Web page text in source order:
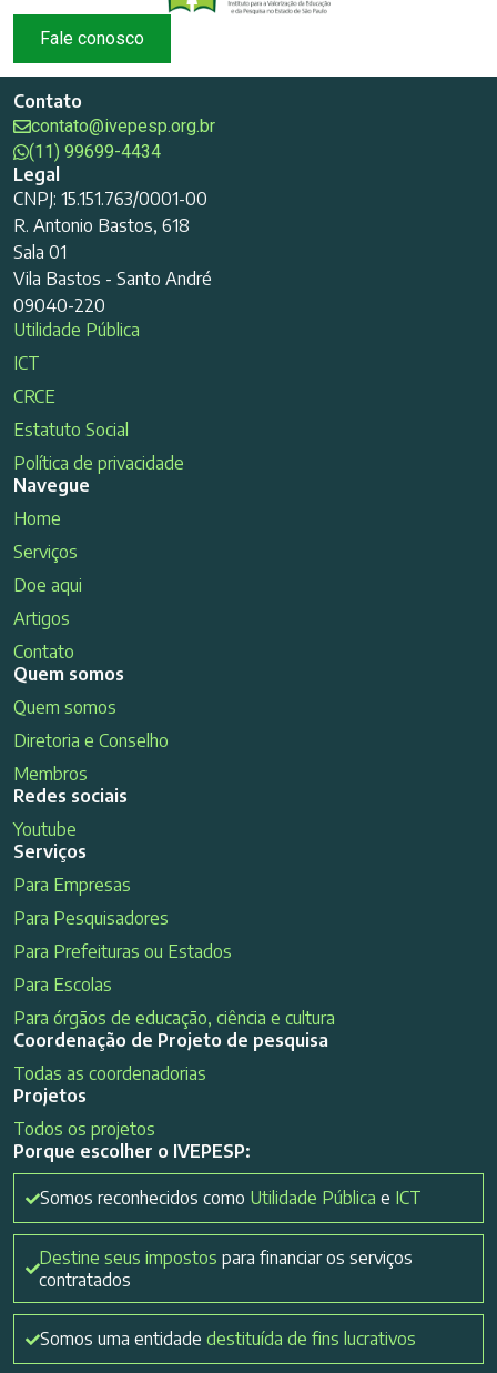
Fale conosco
Contato
contato@ivepesp.org.br
(11) 99699-4434
Legal
CNPJ: 15.151.763/0001-00
R. Antonio Bastos, 618
Sala 01
Vila Bastos - Santo André
09040-220
Utilidade Pública
ICT
CRCE
Estatuto Social
Política de privacidade
Navegue
Home
Serviços
Doe aqui
Artigos
Contato
Quem somos
Quem somos
Diretoria e Conselho
Membros
Redes sociais
Youtube
Serviços
Para Empresas
Para Pesquisadores
Para Prefeituras ou Estados
Para Escolas
Para órgãos de educação, ciência e cultura
Coordenação de Projeto de pesquisa
Todas as coordenadorias
Projetos
Todos os projetos
Porque escolher o IVEPESP:
Somos reconhecidos como Utilidade Pública e ICT
Destine seus impostos para financiar os serviços
contratados
Somos uma entidade destituída de fins lucrativos